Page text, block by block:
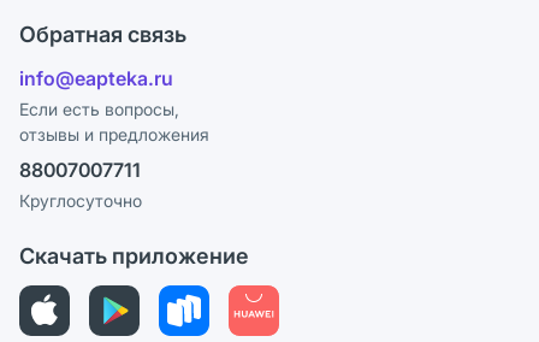
Блог
Поставщики
Лицензия
Реклама на сайте
Ваши товары на ЕАПТЕКЕ
Программа СберСпасибо
Политика конфиденциальности
Пользовательское соглашение
Политика рекомендаций
Этика и соответствие
Политика в отношении обработки персональных данных
Обратная связь
info@eapteka.ru
Если есть вопросы,
отзывы и предложения
88007007711
Круглосуточно
Скачать приложение